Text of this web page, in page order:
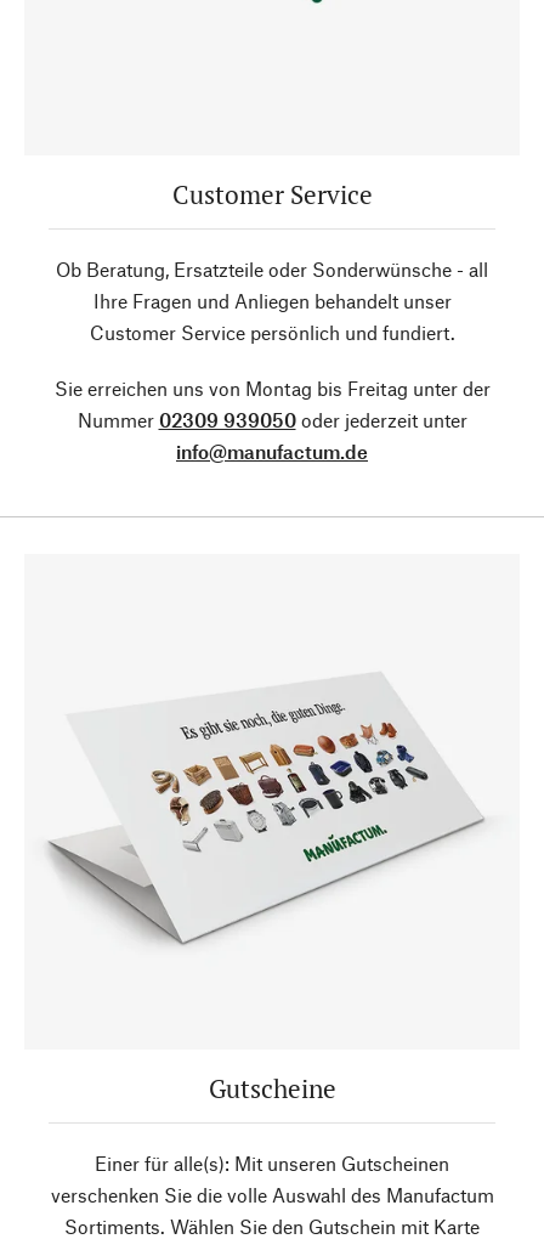
Customer Service
Ob Beratung, Ersatzteile oder Sonderwünsche - all
Ihre Fragen und Anliegen behandelt unser
Customer Service persönlich und fundiert.
Sie erreichen uns von Montag bis Freitag unter der
Nummer 02309 939050oder jederzeit unter
info@manufactum.de
Gutscheine
Einer für alle(s): Mit unseren Gutscheinen
verschenken Sie die volle Auswahl des Manufactum
Sortiments. Wählen Sie den Gutschein mit Karte